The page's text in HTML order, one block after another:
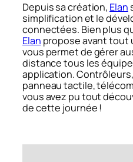
Depuis sa création, Elan
simplification et le
connectées. Bien plus
Elan propose avant tout
vous permet de gérer
distance tous les
application.
panneau tactile,
vous avez pu tout
de cette journée !